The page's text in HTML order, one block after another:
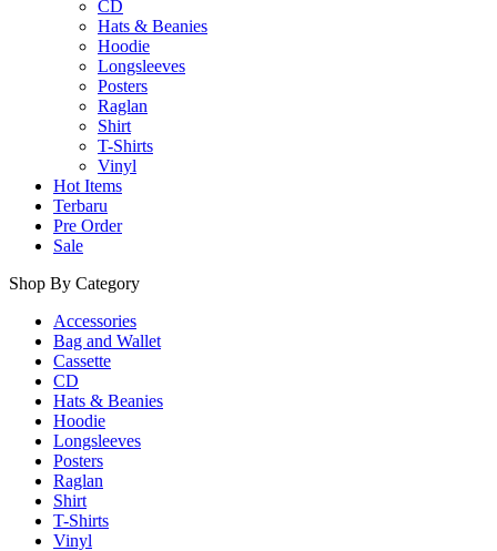
CD
Hats & Beanies
Hoodie
Longsleeves
Posters
Raglan
Shirt
T-Shirts
Vinyl
Hot Items
Terbaru
Pre Order
Sale
Shop By Category
Accessories
Bag and Wallet
Cassette
CD
Hats & Beanies
Hoodie
Longsleeves
Posters
Raglan
Shirt
T-Shirts
Vinyl